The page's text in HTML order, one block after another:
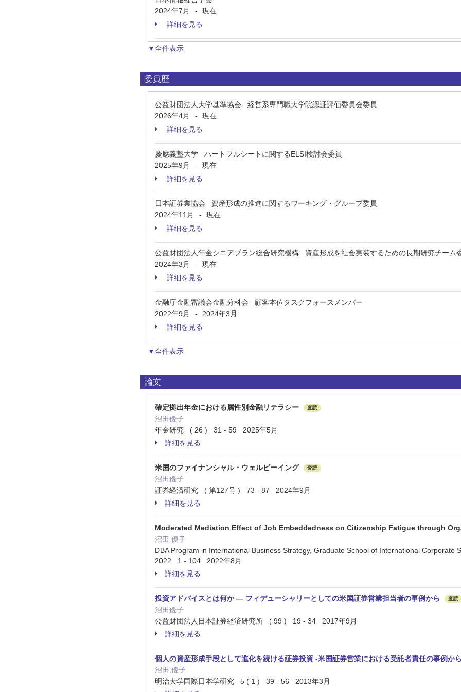
2024年7月
-
現在
詳細を見る
▼全件表示
委員歴
公益財団法人大学基準協会 経営系専門職大学院認証評価委員会委員
2026年4月
-
現在
詳細を見る
慶應義塾大学 ハートフルシートに関するELSI検討会委員
2025年9月
-
現在
詳細を見る
日本証券業協会 資産形成の推進に関するワーキング・グループ委員
2024年11月
-
現在
詳細を見る
公益財団法⼈年⾦シニアプラン総合研究機構 資産形成を社会実装するための長期研究チー
2024年3月
-
現在
詳細を見る
金融庁金融審議会金融分科会 顧客本位タスクフォースメンバー
2022年9月
-
2024年3月
詳細を見る
▼全件表示
論文
確定拠出年⾦における属性別⾦融リテラシー 査読
沼田優子
年金研究 ( 26 ) 31 - 59 2025年5月
詳細を見る
米国のファイナンシャル・ウェルビーイング 査読
沼田優子
証券経済研究 ( 第127号 ) 73 - 87 2024年9月
詳細を見る
Moderated Mediation Effect of Job Embeddedness on Citizenship Fatigue through
沼田 優子
DBA Program in International Business Strategy, Graduate School of International Corporate
2022 1 - 104 2022年8月
詳細を見る
投資アドバイスとは何か ― フィデューシャリーとしての米国証券営業担当者の事例から 査読
沼田優子
公益財団法人日本証券経済研究所 ( 99 ) 19 - 34 2017年9月
詳細を見る
個人の資産形成手段として進化を続ける証券投資 -米国証券営業における受託者責任の事例か
沼田,優子
明治大学国際日本学研究 5 ( 1 ) 39 - 56 2013年3月